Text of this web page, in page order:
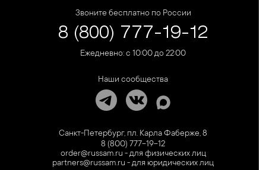
Звоните бесплатно по России
8 (800) 777-19-12
Ежедневно: с 10:00 до 22:00
Наши сообщества
Санкт-Петербург, пл. Карла Фаберже, 8
8 (800) 777-19-12
order@russam.ru - для физических лиц
partners@russam.ru - для юридических лиц